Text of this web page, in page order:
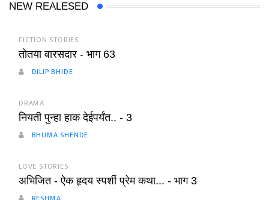
NEW REALESED
FICTION STORIES
तोतया वारसदार - भाग 63
DILIP BHIDE
DRAMA
नियती पुन्हा हाक देईपर्यंत.. - 3
BHUMA SHENDE
LOVE STORIES
अभिजित - ऐक हृदय स्पर्शी प्रेम कथा... - भाग 3